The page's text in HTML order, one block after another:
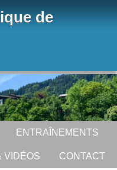
de
ENTRAÎNEMENTS
VIDÉOS CONTACT